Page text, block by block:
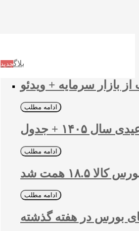
بلاگجدید
بازار سرمایه + ویدئو
ادامه مطلب
+ جدول
ادامه مطلب
همت شد
ادامه مطلب
بورس در هفته گذشته